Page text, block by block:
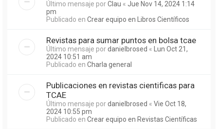
Último mensaje porClau « Jue Nov 14, 2024 1:14
pm
Publicado en Crear equipo en Libros Científicos
Revistas para sumar puntos en bolsa tcae
Último mensaje pordanielbrosed « Lun Oct 21,
2024 10:51 am
Publicado en Charla general
Publicaciones en revistas cientificas para
TCAE
Último mensaje pordanielbrosed « Vie Oct 18,
2024 10:55 pm
Publicado en Crear equipo en Revistas Científicas